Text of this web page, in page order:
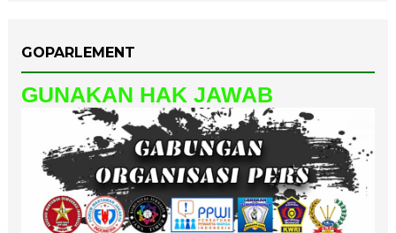
GOPARLEMENT
GUNAKAN HAK JAWAB